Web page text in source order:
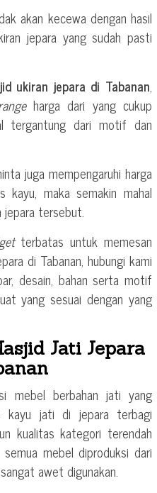
akan kecewa dengan hasil
jepara yang sudah pasti
ukiran jepara di Tabanan,
harga dari yang cukup
tergantung dari motif dan
juga mempengaruhi harga
kayu, maka semakin mahal
jepara tersebut.
terbatas untuk memesan
di Tabanan, hubungi kami
desain, bahan serta motif
yang sesuai dengan yang
Jati Jepara
mebel berbahan jati yang
kayu jati di jepara terbagi
kualitas kategori terendah
mebel diproduksi dari
awet digunakan.